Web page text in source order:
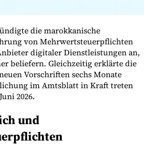
die marokkanische
von Mehrwertsteuerpflichten
digitaler Dienstleistungen an,
beliefern. Gleichzeitig erklärte die
Vorschriften sechs Monate
im Amtsblatt in Kraft treten
2026.
und